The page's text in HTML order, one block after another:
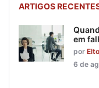
ARTIGOS
em
por
6 de